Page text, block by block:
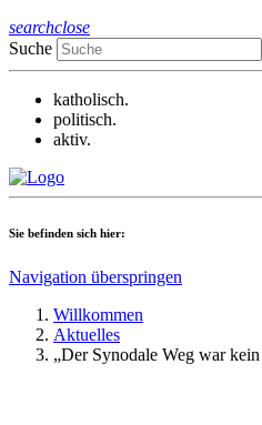
searchclose
Suche
katholisch.
politisch.
aktiv.
Sie befinden sich hier:
Navigation überspringen
Willkommen
Aktuelles
„Der Synodale Weg war